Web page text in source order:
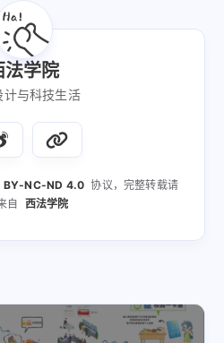
法学院
计与科技生活
BY-NC-ND 4.0 协议，完整转载请
自 西法学院